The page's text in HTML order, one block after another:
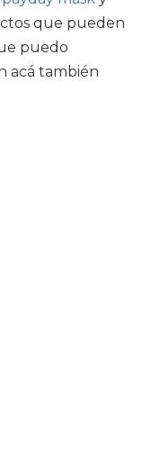
que pueden
puedo
acá también